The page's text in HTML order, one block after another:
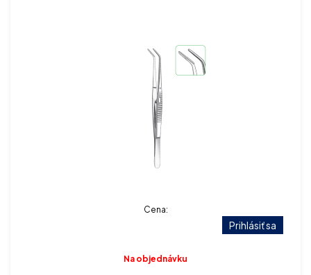
Cena:
Prihlásiť sa
Na objednávku